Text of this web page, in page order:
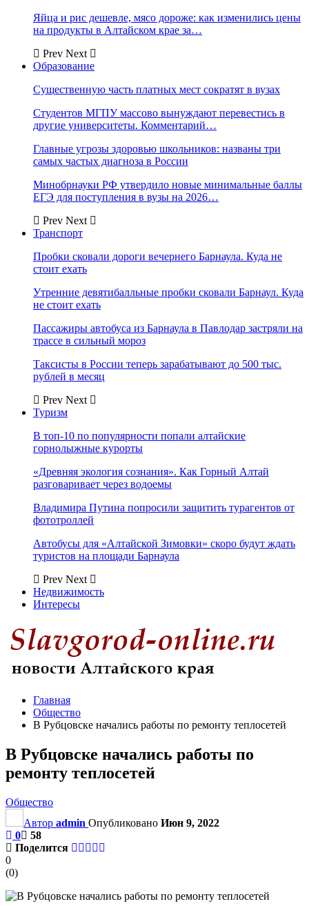
Яйца и рис дешевле, мясо дороже: как изменились цены
на продукты в Алтайском крае за…
Prev Next
Образование
Существенную часть платных мест сократят в вузах
Студентов МГПУ массово вынуждают перевестись в
другие университеты. Комментарий…
Главные угрозы здоровью школьников: названы три
самых частых диагноза в России
Минобрнауки РФ утвердило новые минимальные баллы
ЕГЭ для поступления в вузы на 2026…
Prev Next
Транспорт
Пробки сковали дороги вечернего Барнаула. Куда не
стоит ехать
Утренние девятибалльные пробки сковали Барнаул. Куда
не стоит ехать
Пассажиры автобуса из Барнаула в Павлодар застряли на
трассе в сильный мороз
Таксисты в России теперь зарабатывают до 500 тыс.
рублей в месяц
Prev Next
Туризм
В топ-10 по популярности попали алтайские
горнолыжные курорты
«Древняя экология сознания». Как Горный Алтай
разговаривает через водоемы
Владимира Путина попросили защитить турагентов от
фототроллей
Автобусы для «Алтайской Зимовки» скоро будут ждать
туристов на площади Барнаула
Prev Next
Недвижимость
Интересы
Главная
Общество
В Рубцовске начались работы по ремонту теплосетей
В Рубцовске начались работы по
ремонту теплосетей
Общество
Автор admin Опубликовано Июн 9, 2022
0
58
Поделится
0
(0)